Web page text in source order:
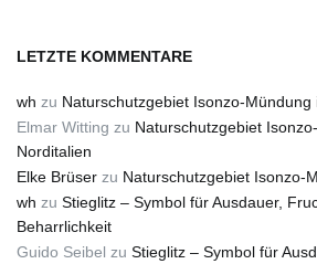
LETZTE KOMMENTARE
wh zu Naturschutzgebiet Isonzo-Mündung
Elmar Witting zu Naturschutzgebiet
Norditalien
Elke Brüser zu Naturschutzgebiet Isonzo-
wh zu Stieglitz – Symbol für Ausdauer,
Beharrlichkeit
Guido Seibel zu Stieglitz – Symbol für